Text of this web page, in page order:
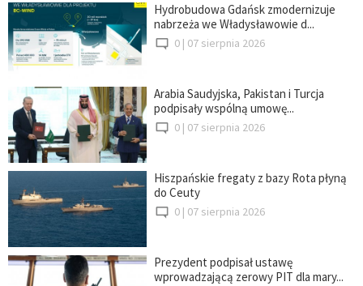
Hydrobudowa Gdańsk zmodernizuje
nabrzeża we Władysławowie d...
0 | 07 sierpnia 2026
Arabia Saudyjska, Pakistan i Turcja
podpisały wspólną umowę...
0 | 07 sierpnia 2026
Hiszpańskie fregaty z bazy Rota płyną
do Ceuty
0 | 07 sierpnia 2026
Prezydent podpisał ustawę
wprowadzającą zerowy PIT dla mary...